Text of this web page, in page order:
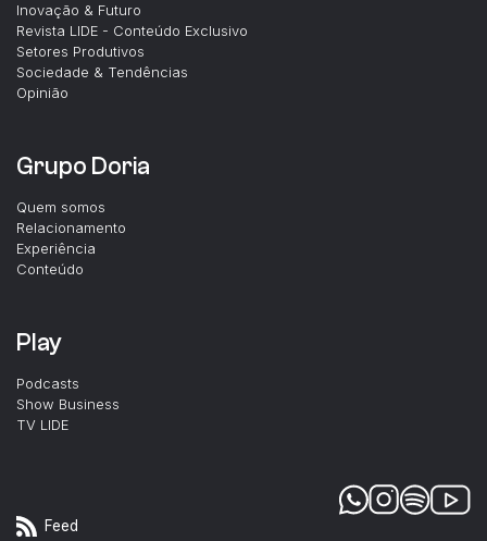
Inovação & Futuro
Revista LIDE - Conteúdo Exclusivo
Setores Produtivos
Sociedade & Tendências
Opinião
Grupo Doria
Quem somos
Relacionamento
Experiência
Conteúdo
Play
Podcasts
Show Business
TV LIDE
Feed